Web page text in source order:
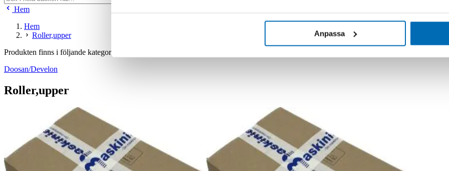
Anpassa
Hem
Hem
Roller,upper
Produkten finns i följande kategorier:
Doosan/Develon
Roller,upper